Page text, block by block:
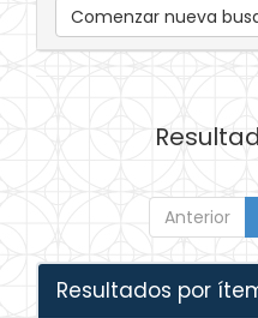
Comenzar nueva
Anterior
Resultados por